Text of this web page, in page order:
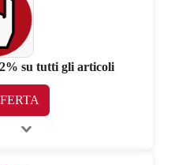
su tutti gli articoli